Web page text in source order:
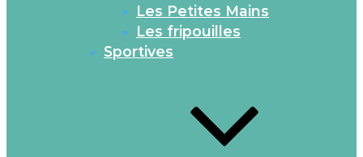
Les Petites Mains
Les fripouilles
Sportives